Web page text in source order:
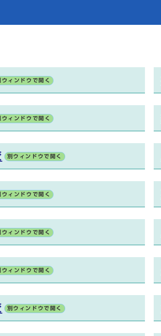
ウィンドウで開く
ウィンドウで開く
別ウィンドウで開く
ウィンドウで開く
ウィンドウで開く
ウィンドウで開く
別ウィンドウで開く